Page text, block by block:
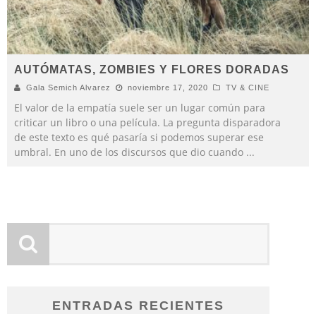
AUTÓMATAS, ZOMBIES Y FLORES DORADAS
Gala Semich Alvarez noviembre 17, 2020 TV & CINE
El valor de la empatía suele ser un lugar común para
criticar un libro o una película. La pregunta disparadora
de este texto es qué pasaría si podemos superar ese
umbral. En uno de los discursos que dio cuando ...
ENTRADAS RECIENTES